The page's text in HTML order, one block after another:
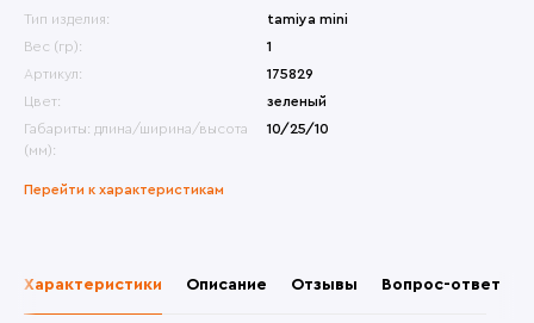
Тип изделия:
tamiya mini
Вес (гр):
1
Артикул:
175829
Цвет:
зеленый
Габариты: длина/ширина/высота
(мм):
10/25/10
Перейти к характеристикам
Характеристики Описание Отзывы Вопрос-ответ